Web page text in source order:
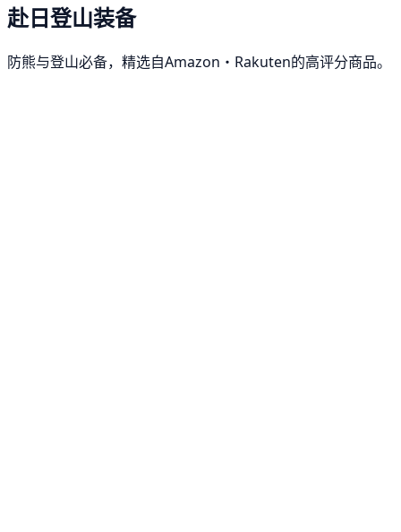
赴日登山装备
防熊与登山必备，精选自Amazon・Rakuten的高评分商品。